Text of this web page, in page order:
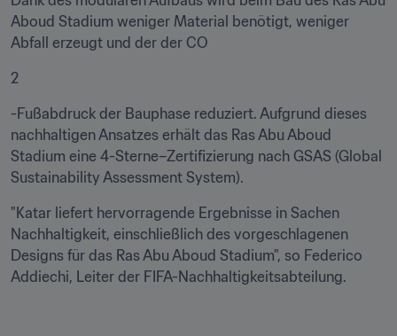
Aboud Stadium weniger Material benötigt, weniger
Abfall erzeugt und der der CO
2
-Fußabdruck der Bauphase reduziert. Aufgrund dieses
nachhaltigen Ansatzes erhält das Ras Abu Aboud
Stadium eine 4-Sterne–Zertifizierung nach GSAS (Global
Sustainability Assessment System).
"Katar liefert hervorragende Ergebnisse in Sachen
Nachhaltigkeit, einschließlich des vorgeschlagenen
Designs für das Ras Abu Aboud Stadium", so Federico
Addiechi, Leiter der FIFA-Nachhaltigkeitsabteilung.